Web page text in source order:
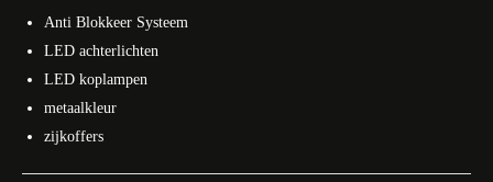
Nederland.Officieel dealer van Ducati sinds 1983 en daarnaast
officieel dealer van Ducati MX en Royal Enfield. Bij ons kunt u terecht
voor nieuwe en gebruikte motorfietsen, onderhoud, onderdelen,
Anti Blokkeer Systeem
LED achterlichten
LED koplampen
metaalkleur
zijkoffers